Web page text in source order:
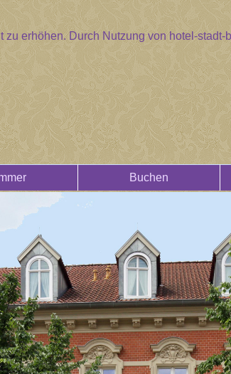
erhöhen. Durch Nutzung von hotel-
Buchen